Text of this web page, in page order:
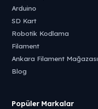
Arduino
SD Kart
Robotik Kodlama
Filament
Ankara Filament Mağazası
Blog
Popüler Markalar